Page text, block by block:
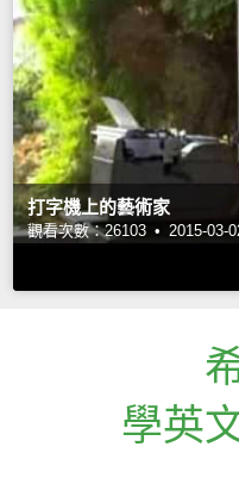
打字機上的藝術家
觀看次數：26103 • 2015-03-
學英